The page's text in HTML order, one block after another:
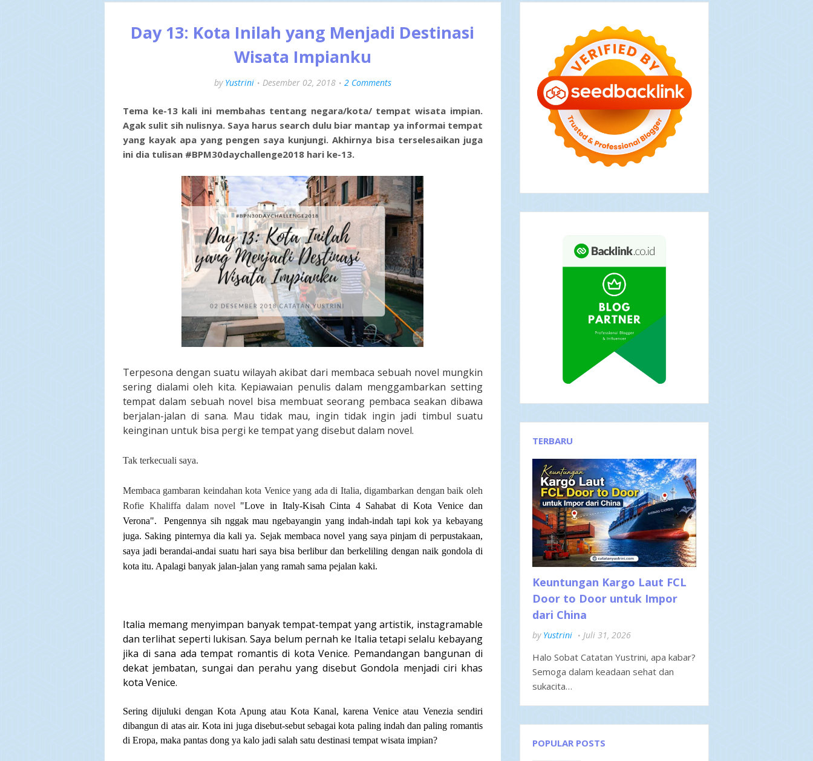
Day 13: Kota Inilah yang Menjadi Destinasi
Wisata Impianku
by Yustrini Desember 02, 2018 2 Comments
Tema ke-13 kali ini membahas tentang negara/kota/ tempat wisata impian.
Agak sulit sih nulisnya. Saya harus search dulu biar mantap ya informai tempat
yang kayak apa yang pengen saya kunjungi. Akhirnya bisa terselesaikan juga
ini dia tulisan #BPM30daychallenge2018 hari ke-13.
Terpesona dengan suatu wilayah akibat dari membaca sebuah novel mungkin
sering dialami oleh kita. Kepiawaian penulis dalam menggambarkan setting
tempat dalam sebuah novel bisa membuat seorang pembaca seakan dibawa
berjalan-jalan di sana. Mau tidak mau, ingin tidak ingin jadi timbul suatu
keinginan untuk bisa pergi ke tempat yang disebut dalam novel.
Tak terkecuali saya.
Membaca gambaran keindahan kota Venice yang ada di Italia, digambarkan dengan baik oleh
Rofie Khaliffa dalam novel "Love in Italy-Kisah Cinta 4 Sahabat di Kota Venice dan
Verona". Pengennya sih nggak mau ngebayangin yang indah-indah tapi kok ya kebayang
juga. Saking pinternya dia kali ya. Sejak membaca novel yang saya pinjam di perpustakaan,
saya jadi berandai-andai suatu hari saya bisa berlibur dan berkeliling dengan naik gondola di
kota itu. Apalagi banyak jalan-jalan yang ramah sama pejalan kaki.
Italia memang menyimpan banyak tempat-tempat yang artistik, instagramable
dan terlihat seperti lukisan. Saya belum pernah ke Italia tetapi selalu kebayang
jika di sana ada tempat romantis di kota Venice. Pemandangan bangunan di
dekat jembatan, sungai dan perahu yang disebut Gondola menjadi ciri khas
kota Venice.
Sering dijuluki dengan Kota Apung atau Kota Kanal, karena Venice atau Venezia sendiri
dibangun di atas air. Kota ini juga disebut-sebut sebagai kota paling indah dan paling romantis
di Eropa, maka pantas dong ya kalo jadi salah satu destinasi tempat wisata impian?
TERBARU
Keuntungan Kargo Laut FCL
Door to Door untuk Impor
dari China
by Yustrini Juli 31, 2026
Halo Sobat Catatan Yustrini, apa kabar?
Semoga dalam keadaan sehat dan
sukacita…
POPULAR POSTS